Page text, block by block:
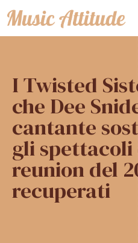
Vai
al
I Twisted
che Dee
cantante
gli
reunion del
recuperati